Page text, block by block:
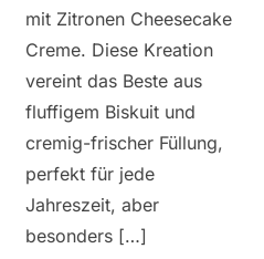
mit Zitronen Cheesecake
Creme. Diese Kreation
vereint das Beste aus
fluffigem Biskuit und
cremig-frischer Füllung,
perfekt für jede
Jahreszeit, aber
besonders […]